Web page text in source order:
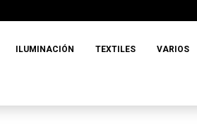
ILUMINACIÓN TEXTILES VARIOS